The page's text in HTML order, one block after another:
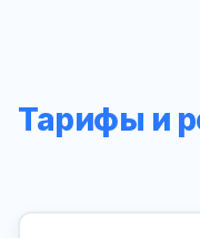
Тарифы и